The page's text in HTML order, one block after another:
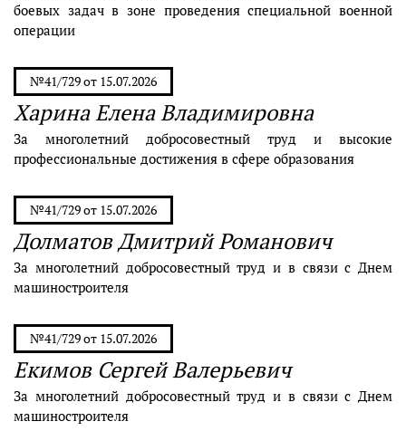
боевых задач в зоне проведения специальной военной
операции
№41/729 от 15.07.2026
Харина Елена Владимировна
За многолетний добросовестный труд и высокие
профессиональные достижения в сфере образования
№41/729 от 15.07.2026
Долматов Дмитрий Романович
За многолетний добросовестный труд и в связи с Днем
машиностроителя
№41/729 от 15.07.2026
Екимов Сергей Валерьевич
За многолетний добросовестный труд и в связи с Днем
машиностроителя